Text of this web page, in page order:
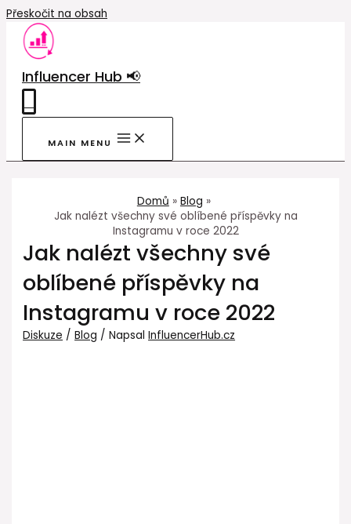
Přeskočit na obsah
Influencer Hub 📢
MAIN MENU
Domů
Blog
Jak nalézt všechny své oblíbené příspěvky na
Instagramu v roce 2022
Jak nalézt všechny své
oblíbené příspěvky na
Instagramu v roce 2022
Diskuze /Blog / NapsalInfluencerHub.cz